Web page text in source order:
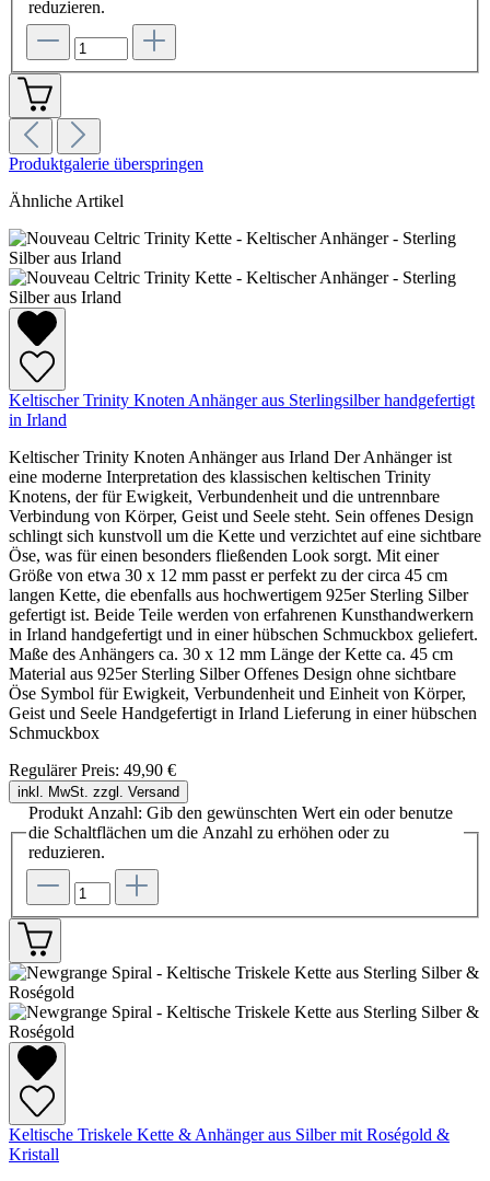
reduzieren.
Produktgalerie überspringen
Ähnliche Artikel
Keltischer Trinity Knoten Anhänger aus Sterlingsilber handgefertigt
in Irland
Keltischer Trinity Knoten Anhänger aus Irland Der Anhänger ist
eine moderne Interpretation des klassischen keltischen Trinity
Knotens, der für Ewigkeit, Verbundenheit und die untrennbare
Verbindung von Körper, Geist und Seele steht. Sein offenes Design
schlingt sich kunstvoll um die Kette und verzichtet auf eine sichtbare
Öse, was für einen besonders fließenden Look sorgt. Mit einer
Größe von etwa 30 x 12 mm passt er perfekt zu der circa 45 cm
langen Kette, die ebenfalls aus hochwertigem 925er Sterling Silber
gefertigt ist. Beide Teile werden von erfahrenen Kunsthandwerkern
in Irland handgefertigt und in einer hübschen Schmuckbox geliefert.
Maße des Anhängers ca. 30 x 12 mm Länge der Kette ca. 45 cm
Material aus 925er Sterling Silber Offenes Design ohne sichtbare
Öse Symbol für Ewigkeit, Verbundenheit und Einheit von Körper,
Geist und Seele Handgefertigt in Irland Lieferung in einer hübschen
Schmuckbox
Regulärer Preis: 49,90 €
inkl. MwSt. zzgl. Versand
Produkt Anzahl: Gib den gewünschten Wert ein oder benutze
die Schaltflächen um die Anzahl zu erhöhen oder zu
reduzieren.
Keltische Triskele Kette & Anhänger aus Silber mit Roségold &
Kristall